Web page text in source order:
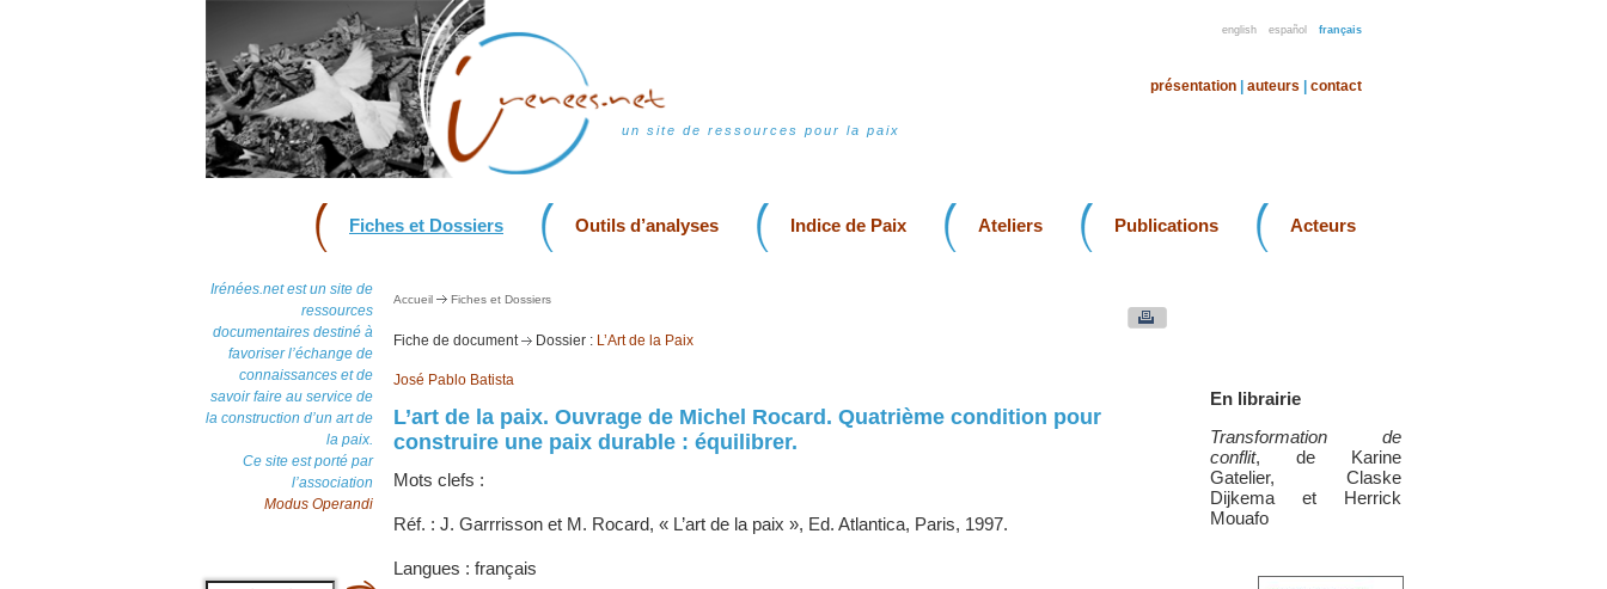
english español français
un site de ressources pour la paix
présentation auteurs contact
Fiches et Dossiers Outils d’analyses Indice de Paix Ateliers Publications Acteurs
Irénées.net est un site de
ressources
documentaires destiné à
favoriser l’échange de
connaissances et de
savoir faire au service de
la construction d’un art de
la paix.
Ce site est porté par
l’association
Modus Operandi
En librairie
Transformation de
conflit, de Karine
Gatelier, Claske
Dijkema et Herrick
Mouafo
Accueil Fiches et Dossiers
Fiche de document Dossier : L’Art de la Paix
José Pablo Batista
L’art de la paix. Ouvrage de Michel Rocard. Quatrième condition pour
construire une paix durable : équilibrer.
Mots clefs :
Réf. : J. Garrrisson et M. Rocard, « L’art de la paix », Ed. Atlantica, Paris, 1997.
Langues : français